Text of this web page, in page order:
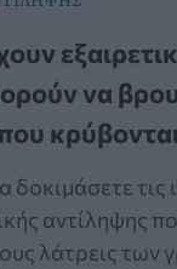
να
δοκιμάσετε τις
αντίληψης
λάτρεις των